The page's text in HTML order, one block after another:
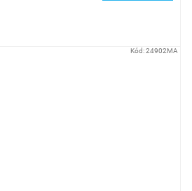
Kód:24902MA